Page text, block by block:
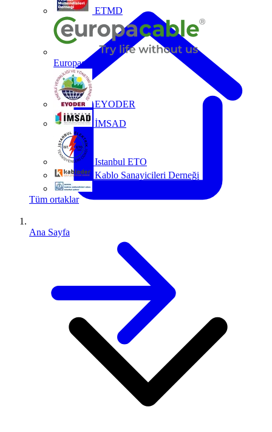
ETMD
Europacable
EYODER
İMSAD
Istanbul ETO
Kablo Sanayicileri Derneği
Tüm ortaklar
Ana Sayfa